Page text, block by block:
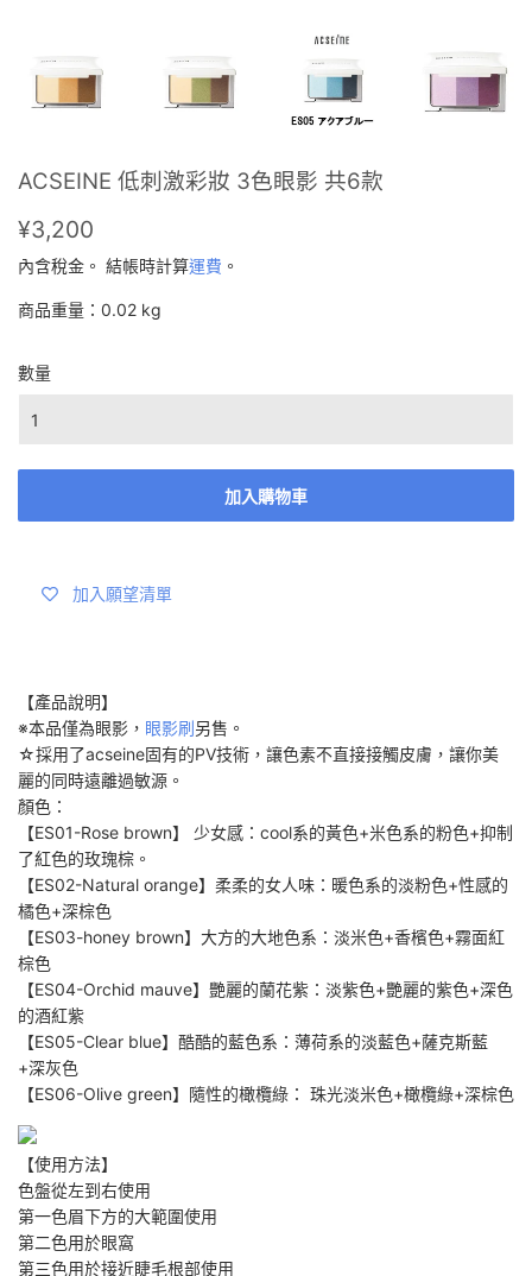
ACSEINE 低刺激彩妝 3色眼影 共6款
¥3,200
內含稅金。 結帳時計算運費 。
商品重量：0.02 kg
數量
加入購物車
加入願望清單
【產品說明】
※本品僅為眼影， 眼影刷另售。
☆採用了acseine固有的PV技術，讓色素不直接接觸皮膚，讓你美
麗的同時遠離過敏源。
顏色：
【ES01-Rose brown】 少女感：cool系的黃色+米色系的粉色+抑制
了紅色的玫瑰棕。
【ES02-Natural orange】柔柔的女人味：暖色系的淡粉色+性感的
橘色+深棕色
【ES03-honey brown】大方的大地色系：淡米色+香檳色+霧面紅
棕色
【ES04-Orchid mauve】艷麗的蘭花紫：淡紫色+艷麗的紫色+深色
的酒紅紫
【ES05-Clear blue】酷酷的藍色系：薄荷系的淡藍色+薩克斯藍
+深灰色
【ES06-Olive green】隨性的橄欖綠： 珠光淡米色+橄欖綠+深棕色
【使用方法】
色盤從左到右使用
第一色眉下方的大範圍使用
第二色用於眼窩
第三色用於接近睫毛根部使用